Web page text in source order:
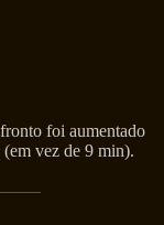
foi aumentado
vez de 9 min).